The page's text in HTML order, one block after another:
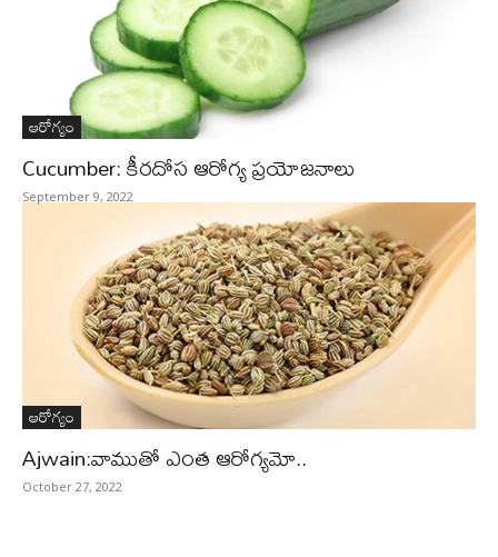
ఆరోగ్యం
Cucumber: కీరదోస ఆరోగ్య ప్రయోజనాలు
September 9, 2022
ఆరోగ్యం
Ajwain:వాముతో ఎంత ఆరోగ్యమో..
October 27, 2022